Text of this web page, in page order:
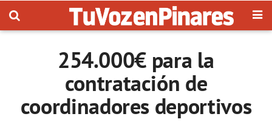
254.000€ para la
contratación de
coordinadores deportivos